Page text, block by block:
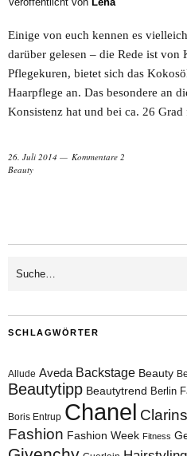
Einige von euch kennen es
darüber gelesen – die Rede ist
Pflegekuren, bietet sich das
Haarpflege an. Das besondere an
Konsistenz hat und bei ca. 26
26. Juli 2014
Kommentare 2
Beauty
SCHLAGWÖRTER
Allude Aveda Backstage Beauty
Beautytipp Beautytrend Berlin
Boris Entrup Chanel Clarins
Fashion Fashion Week Fitness